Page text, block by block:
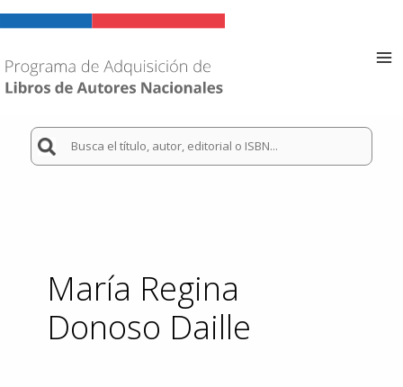
Ir
al
Buscar
por:
María Regina
Donoso Daille